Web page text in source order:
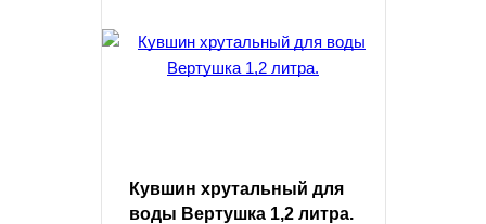
Кувшин хрутальный для
воды Вертушка 1,2 литра.